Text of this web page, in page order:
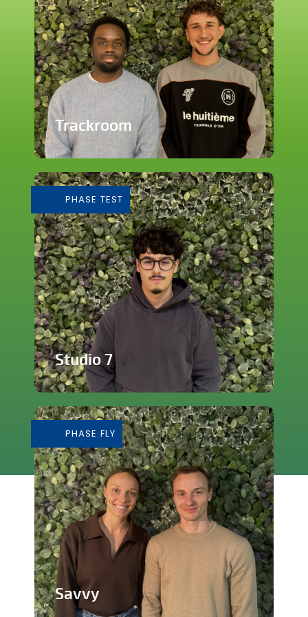
Trackroom
immersive
En savoir plus
PHASE TEST
Studio 7
de musique
En savoir plus
PHASE FLY
Savvy